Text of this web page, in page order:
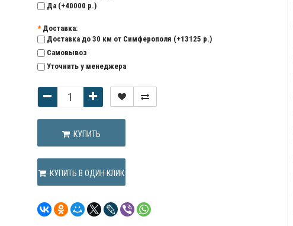
Да (+40000 р.)
Доставка:
Доставка до 30 км от Симферополя (+13125 р.)
Самовывоз
Уточнить у менеджера
КУПИТЬ
КУПИТЬ В ОДИН КЛИК